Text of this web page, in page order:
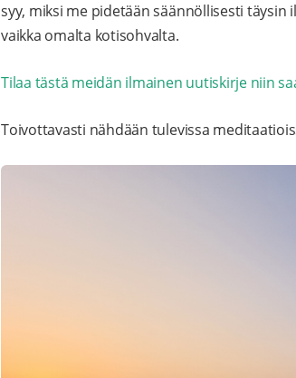
syy, miksi me pidetään säännöllisesti
vaikka omalta kotisohvalta.
Tilaa tästä meidän ilmainen uutiskirje niin
Toivottavasti nähdään tulevissa